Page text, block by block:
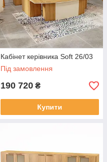
Кабінет керівника Soft 26/03
Під замовлення
190 720 ₴
Купити